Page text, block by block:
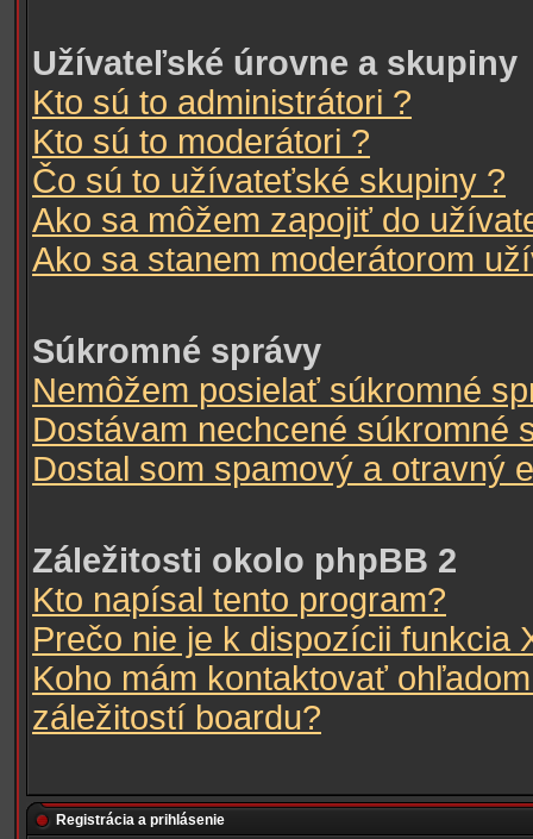
Užívateľské úrovne a skupiny
Kto sú to administrátori ?
Kto sú to moderátori ?
Čo sú to užívateťské skupiny ?
Ako sa môžem zapojiť do
Ako sa stanem moderátorom
Súkromné správy
Nemôžem posielať súkromné
Dostávam nechcené súkromné
Dostal som spamový a otravný
Záležitosti okolo phpBB 2
Kto napísal tento program?
Prečo nie je k dispozícii funkcia
Koho mám kontaktovať
záležitostí boardu?
Registrácia a prihlásenie